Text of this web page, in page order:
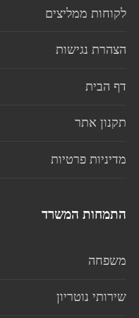
לקוחות ממליצים
הצהרת נגישות
דף הבית
תקנון אתר
מדיניות פרטיות
התמחות המשרד
משפחה
שירותי נוטריון